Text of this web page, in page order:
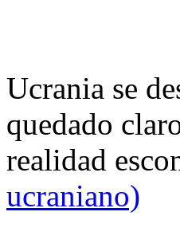
Ucrania se
quedado
realidad
ucraniano)